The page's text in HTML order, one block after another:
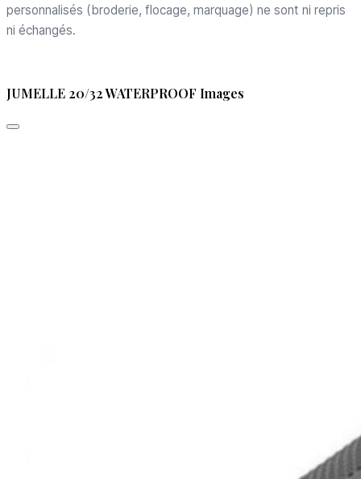
personnalisés (broderie, flocage, marquage) ne sont ni repris
ni échangés.
JUMELLE 20/32 WATERPROOF Images